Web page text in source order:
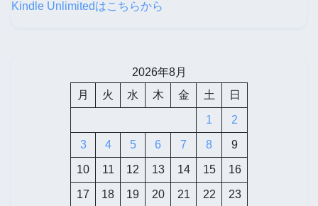
Kindle Unlimitedはこちらから
2026年8月
月
火 水 木 金 土 日
1 2
3 4 5 6 7 8 9
10 11 12 13 14 15 16
17 18 19 20 21 22 23